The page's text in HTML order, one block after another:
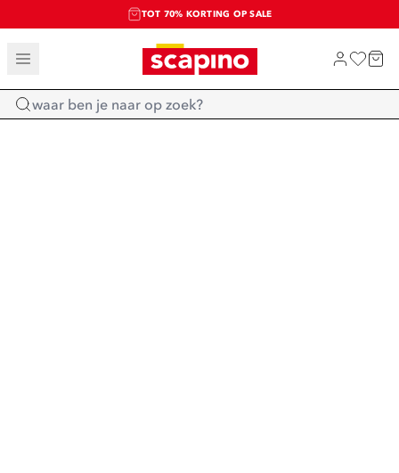
TOT 70% KORTING OP SALE
SALE: LAATSTE KANS!
SHOP NIEUW
Home